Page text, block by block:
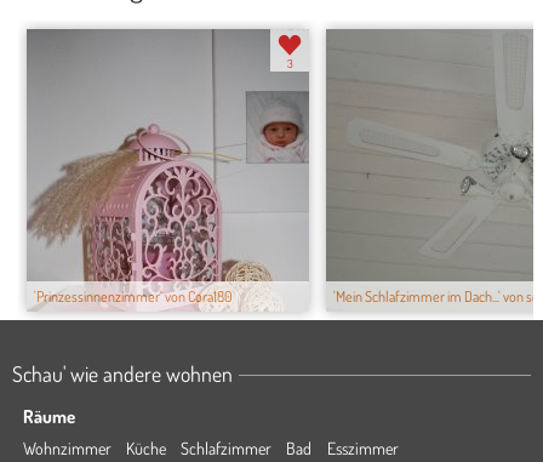
'Prinzessinnenzimmer' von Cora180
3
'Mein Schlafzimmer im Dach...' von
Schau' wie andere wohnen
Räume
Wohnzimmer Küche Schlafzimmer Bad
Esszimmer